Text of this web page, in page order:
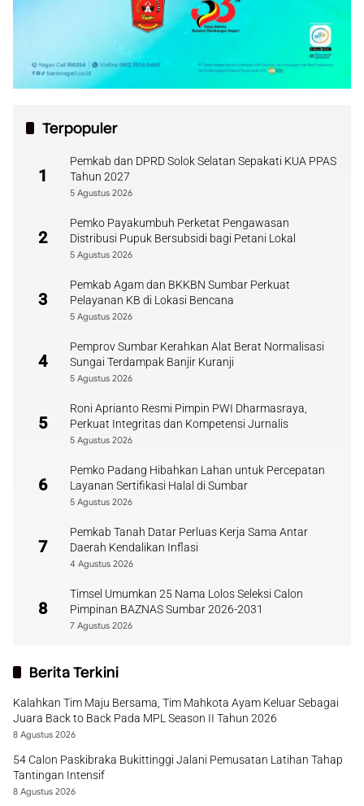
Terpopuler
1
Pemkab dan DPRD Solok Selatan Sepakati KUA PPAS
Tahun 2027
5 Agustus 2026
2
Pemko Payakumbuh Perketat Pengawasan
Distribusi Pupuk Bersubsidi bagi Petani Lokal
5 Agustus 2026
3
Pemkab Agam dan BKKBN Sumbar Perkuat
Pelayanan KB di Lokasi Bencana
5 Agustus 2026
4
Pemprov Sumbar Kerahkan Alat Berat Normalisasi
Sungai Terdampak Banjir Kuranji
5 Agustus 2026
5
Roni Aprianto Resmi Pimpin PWI Dharmasraya,
Perkuat Integritas dan Kompetensi Jurnalis
5 Agustus 2026
6
Pemko Padang Hibahkan Lahan untuk Percepatan
Layanan Sertifikasi Halal di Sumbar
5 Agustus 2026
7
Pemkab Tanah Datar Perluas Kerja Sama Antar
Daerah Kendalikan Inflasi
4 Agustus 2026
8
Timsel Umumkan 25 Nama Lolos Seleksi Calon
Pimpinan BAZNAS Sumbar 2026-2031
7 Agustus 2026
Berita Terkini
Kalahkan Tim Maju Bersama, Tim Mahkota Ayam Keluar Sebagai
Juara Back to Back Pada MPL Season II Tahun 2026
8 Agustus 2026
54 Calon Paskibraka Bukittinggi Jalani Pemusatan Latihan Tahap
Tantingan Intensif
8 Agustus 2026